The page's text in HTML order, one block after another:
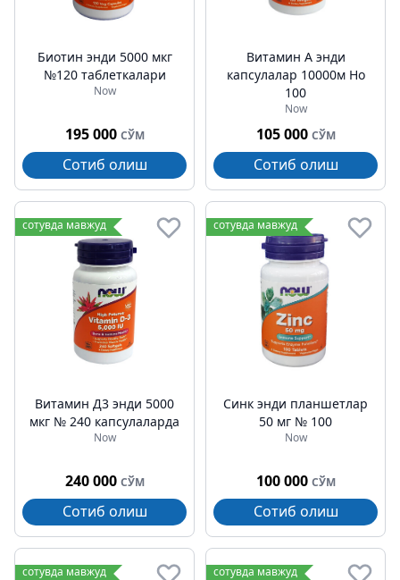
Биотин энди 5000 мкг
№120 таблеткалари
Now
195 000 СЎМ
Сотиб олиш
Витамин А энди
капсулалар 10000м Но
100
Now
105 000 СЎМ
Сотиб олиш
сотувда мавжуд
Витамин Д3 энди 5000
мкг № 240 капсулаларда
Now
240 000 СЎМ
Сотиб олиш
сотувда мавжуд
Синк энди планшетлар
50 мг № 100
Now
100 000 СЎМ
Сотиб олиш
сотувда мавжуд сотувда мавжуд